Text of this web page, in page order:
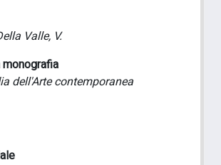
Valle, V.
dell'Arte contemporanea